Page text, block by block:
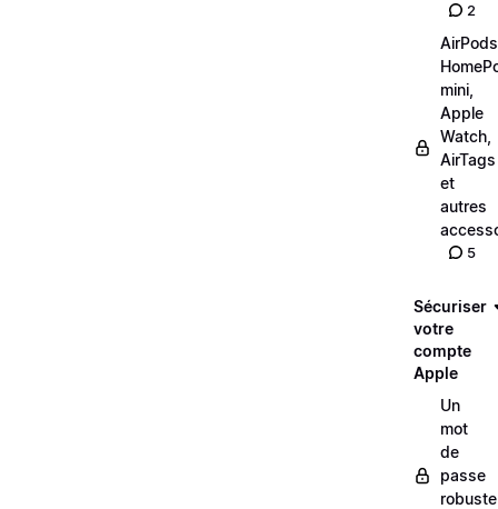
2
mini,
Apple
Watch,
AirTags
et
autres
5
Sécuriser
votre
compte
Apple
Un
mot
de
passe
robuste